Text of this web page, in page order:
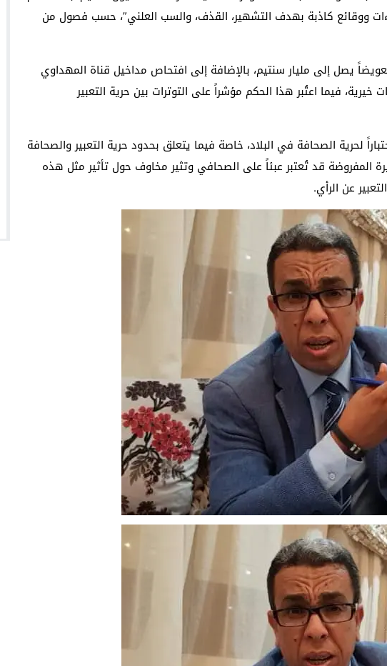
ووقائع كاذبة بهدف التشهير، القذف، والسب العلني”، حسب فصول من
يصل إلى مليار سنتيم، بالإضافة إلى افتحاص مداخيل قناة المهداوي
فيما اعتُبر هذا الحكم مؤشراً على التوترات بين حرية التعبير
لحرية الصحافة في البلاد، خاصة فيما يتعلق بحدود حرية التعبير والصحافة
المفروضة قد تُعتبر عبئاً على الصحافي وتثير مخاوف حول تأثير مثل هذه
عن الرأي.